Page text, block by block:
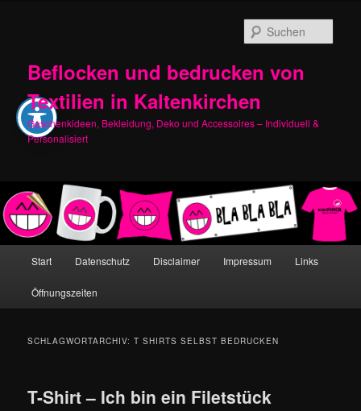
Beflocken und bedrucken von
Textilien in Kaltenkirchen
Geschenkideen, Bekleidung, Deko und Accessoires – Individuell &
Personalisiert
Start Datenschutz Disclaimer Impressum Links
Öffnungszeiten
SCHLAGWORTARCHIV:T SHIRTS SELBST BEDRUCKEN
T-Shirt – Ich bin ein Filetstück